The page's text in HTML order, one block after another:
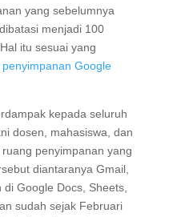
yang sebelumnya
menjadi 100
itu sesuai yang
Google
kepada seluruh
dosen, mahasiswa, dan
penyimpanan yang
diantaranya Gmail,
Google Docs, Sheets,
sudah sejak Februari